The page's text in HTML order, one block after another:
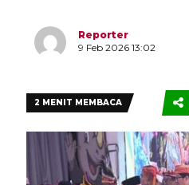
Reporter
9 Feb 2026 13:02
2 MENIT MEMBACA